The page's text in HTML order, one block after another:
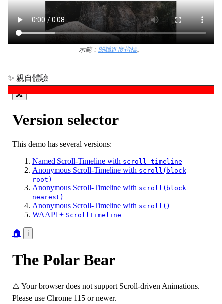
示範： 閱讀進度指標。
✨ 親自體驗